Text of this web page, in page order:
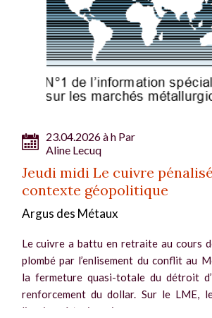
23.04.2026 à h Par
Aline Lecuq
Jeudi midi Le cuivre
contexte géopolitique
Argus des Métaux
Le cuivre a battu en retraite au cours
plombé par l’enlisement du conflit au
la fermeture quasi-totale du détroit
renforcement du dollar. Sur le LME,
livraison à trois mois a...